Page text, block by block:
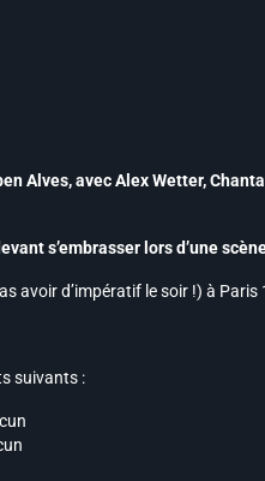
Alves, avec Alex Wetter,
s’embrasser lors d’une
avoir d’impératif le soir !) à Paris
suivants :